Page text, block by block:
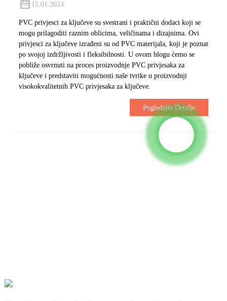
15.01.2024.
PVC privjesci za ključeve su svestrani i praktični dodaci koji se
mogu prilagoditi raznim oblicima, veličinama i dizajnima. Ovi
privjesci za ključeve izrađeni su od PVC materijala, koji je poznat
po svojoj izdržljivosti i fleksibilnosti. U ovom blogu ćemo se
pobliže osvrnuti na proces proizvodnje PVC privjesaka za
ključeve i predstaviti mogućnosti naše tvrtke u proizvodnji
visokokvalitetnih PVC privjesaka za ključeve.
Pogledajte Detalje